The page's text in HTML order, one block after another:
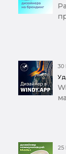
30